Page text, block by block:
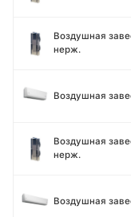
Воздушная
нерж.
Воздушная
Воздушная
нерж.
Воздушная